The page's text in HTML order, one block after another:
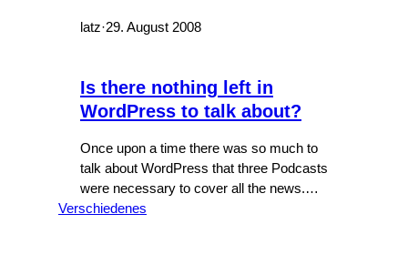
latz·29. August 2008
Is there nothing left in
WordPress to talk about?
Once upon a time there was so much to
talk about WordPress that three Podcasts
were necessary to cover all the news.
This has changed since the beginning of
Verschiedenes